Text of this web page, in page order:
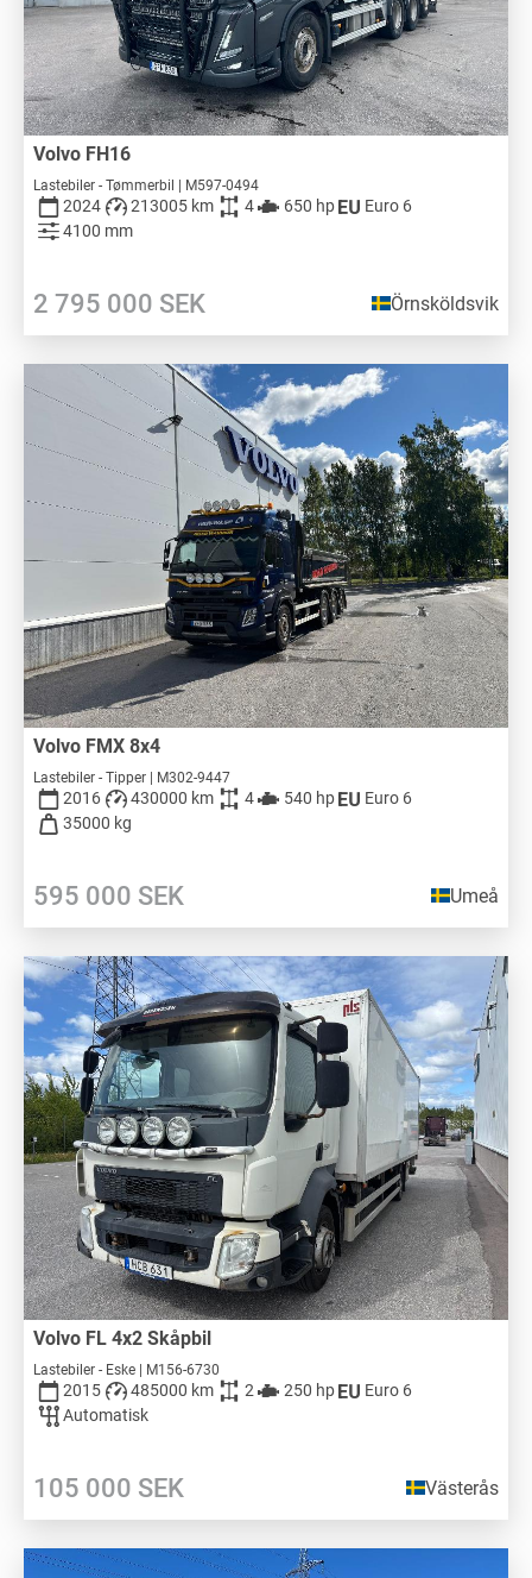
Volvo FH16
Lastebiler - Tømmerbil | M597-0494
2024 213005 km 4 650 hp
Euro 6
4100 mm
2 795 000 SEK Örnsköldsvik
Volvo FMX 8x4
Lastebiler - Tipper | M302-9447
2016 430000 km 4 540 hp
Euro 6
35000 kg
595 000 SEK Umeå
Volvo FL 4x2 Skåpbil
Lastebiler - Eske | M156-6730
2015 485000 km 2 250 hp
Euro 6
Automatisk
105 000 SEK Västerås